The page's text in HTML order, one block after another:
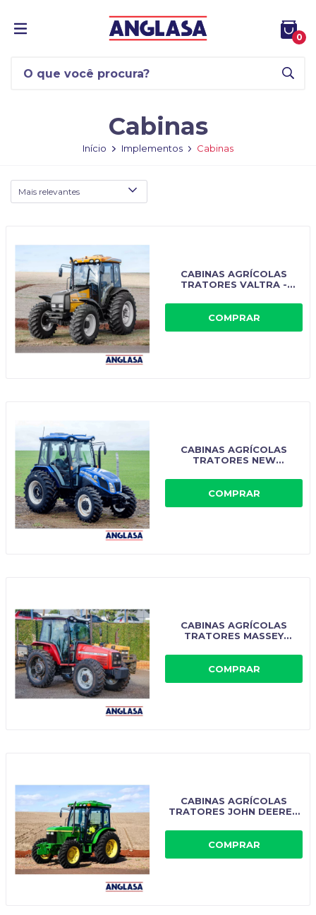
0
Cabinas
Início Implementos Cabinas
CABINAS AGRÍCOLAS
TRATORES VALTRA -
COMPRAR
CABINAS AGRÍCOLAS
TRATORES NEW
COMPRAR
CABINAS AGRÍCOLAS
TRATORES MASSEY
IMPLEMASTER
COMPRAR
CABINAS AGRÍCOLAS
TRATORES JOHN DEERE -
COMPRAR